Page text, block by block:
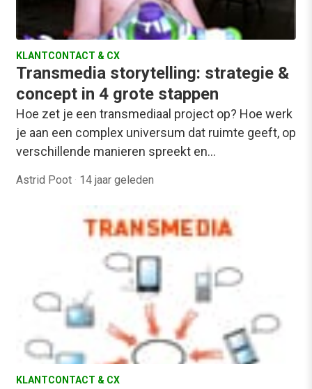
KLANTCONTACT & CX
Transmedia storytelling: strategie &
concept in 4 grote stappen
Hoe zet je een transmediaal project op? Hoe werk
je aan een complex universum dat ruimte geeft, op
verschillende manieren spreekt en…
Astrid Poot · 14 jaar geleden
KLANTCONTACT & CX